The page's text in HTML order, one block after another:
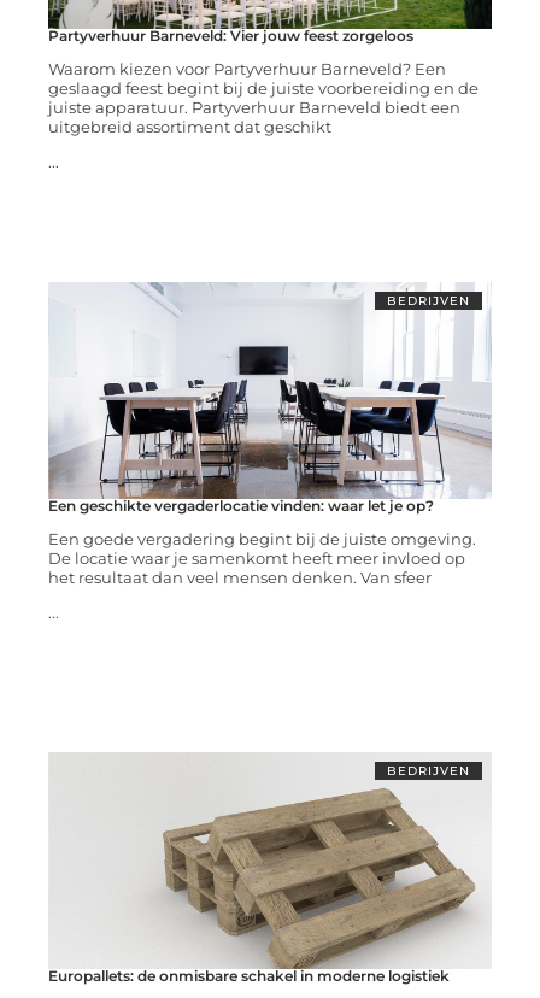
Partyverhuur Barneveld: Vier jouw feest zorgeloos
Waarom kiezen voor Partyverhuur Barneveld? Een
geslaagd feest begint bij de juiste voorbereiding en de
juiste apparatuur. Partyverhuur Barneveld biedt een
uitgebreid assortiment dat geschikt
...
BEDRIJVEN
Een geschikte vergaderlocatie vinden: waar let je op?
Een goede vergadering begint bij de juiste omgeving.
De locatie waar je samenkomt heeft meer invloed op
het resultaat dan veel mensen denken. Van sfeer
...
BEDRIJVEN
Europallets: de onmisbare schakel in moderne logistiek